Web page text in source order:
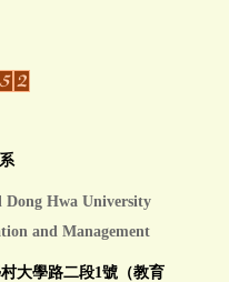
Dong Hwa University
and Management
大學路二段1號（教育